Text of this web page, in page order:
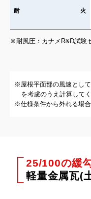
耐火
※耐風圧：カナメR&D試験
※屋根平面部の風速とし
を考慮のうえ計算してく
※仕様条件から外れる場
25/100の緩
軽量金属瓦(